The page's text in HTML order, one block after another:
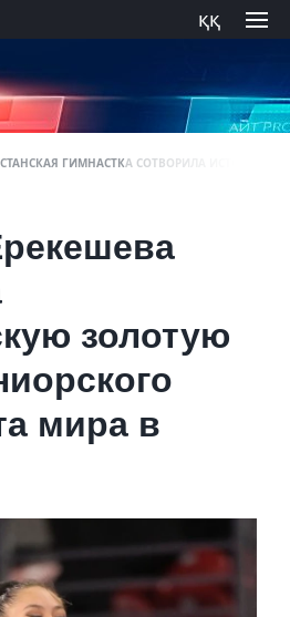
ққ
ГИМНАСТКА СОТВОРИЛА ИСТОРИЮ НА
золотую
мира в